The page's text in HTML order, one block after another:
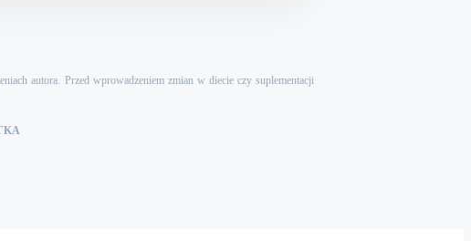
autora. Przed wprowadzeniem zmian w diecie czy suplementacji